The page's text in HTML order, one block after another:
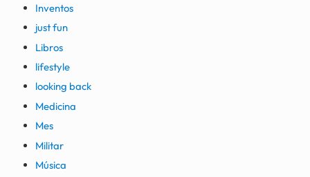
Inventos
just fun
Libros
lifestyle
looking back
Medicina
Mes
Militar
Música